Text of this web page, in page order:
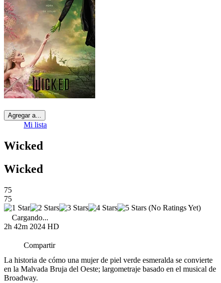
Agregar a...
Mi lista
Wicked
Wicked
75
75
(No Ratings Yet)
Cargando...
2h 42m 2024 HD
Compartir
La historia de cómo una mujer de piel verde esmeralda se convierte
en la Malvada Bruja del Oeste; largometraje basado en el musical de
Broadway.